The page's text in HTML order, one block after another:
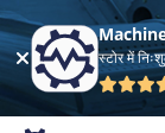
स्टोर में